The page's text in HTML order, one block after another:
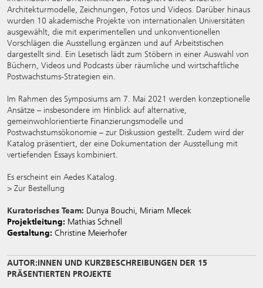
Architekturmodelle, Zeichnungen, Fotos und Videos. Darüber hinaus
wurden 10 akademische Projekte von internationalen Universitäten
ausgewählt, die mit experimentellen und unkonventionellen
Vorschlägen die Ausstellung ergänzen und auf Arbeitstischen
dargestellt sind. Ein Lesetisch lädt zum Stöbern in einer Auswahl von
Büchern, Videos und Podcasts über räumliche und wirtschaftliche
Postwachstums-Strategien ein.
Im Rahmen des Symposiums am 7. Mai 2021 werden konzeptionelle
Ansätze – insbesondere im Hinblick auf alternative,
gemeinwohlorientierte Finanzierungsmodelle und
Postwachstumsökonomie – zur Diskussion gestellt. Zudem wird der
Katalog präsentiert, der eine Dokumentation der Ausstellung mit
vertiefenden Essays kombiniert.
Es erscheint ein Aedes Katalog.
> Zur Bestellung
Kuratorisches Team: Dunya Bouchi, Miriam Mlecek
Projektleitung: Mathias Schnell
Gestaltung: Christine Meierhofer
AUTOR:INNEN UND KURZBESCHREIBUNGEN DER 15
PRÄSENTIERTEN PROJEKTE